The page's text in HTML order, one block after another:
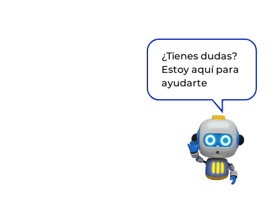
¿Tienes dudas?
Estoy aquí para
ayudarte